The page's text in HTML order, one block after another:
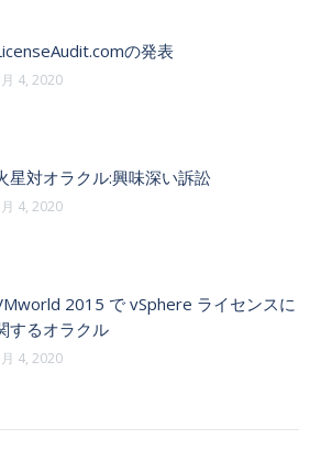
の発表
4, 2020
星対オラクル:興味深い訴訟
4, 2020
2015 で vSphere ライセンスに
するオラクル
4, 2020